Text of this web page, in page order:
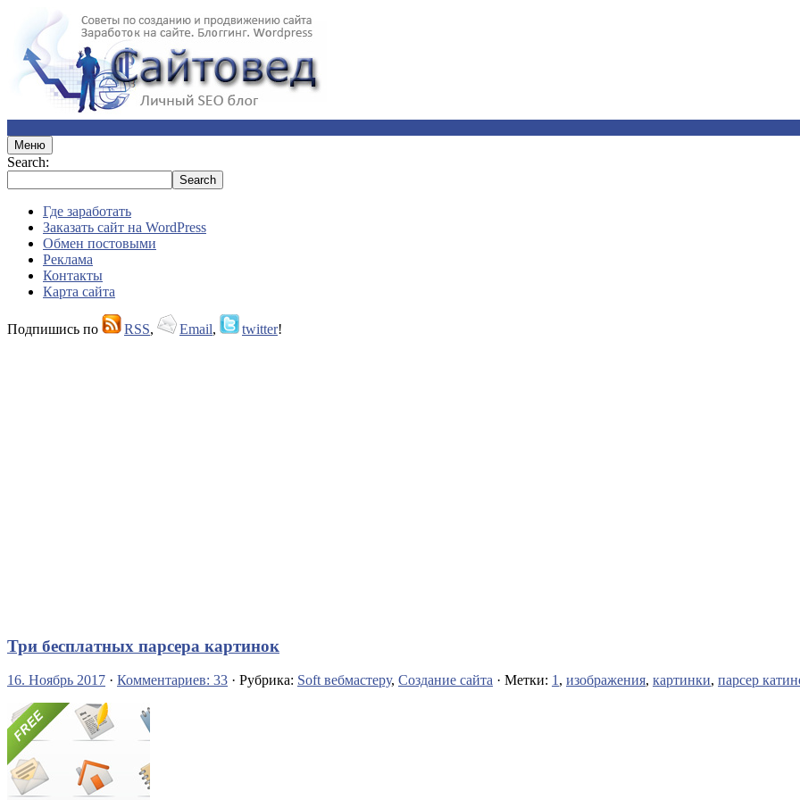
Меню
Search:
Где заработать
Заказать сайт на WordPress
Обмен постовыми
Реклама
Контакты
Карта сайта
Подпишись по RSS, Email, twitter!
Три бесплатных парсера картинок
16. Ноябрь 2017 · Комментариев: 33 · Рубрика: Soft вебмастеру, Создание сайта · Метки: 1, изображения, картинки, парсер